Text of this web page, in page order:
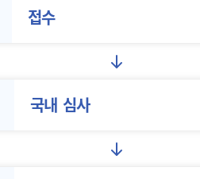
접수
국내 심사